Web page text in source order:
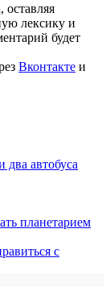
оставляя
лексику и
будет
Вконтакте и
автобуса
планетарием
с